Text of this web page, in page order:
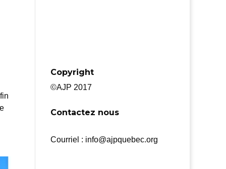
Copyright
©AJP 2017
Contactez nous
Courriel : info@ajpquebec.org